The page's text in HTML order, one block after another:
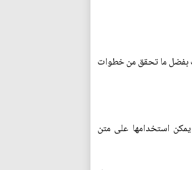
بفضل ما تحقق من خطوات
استخدامها على متن